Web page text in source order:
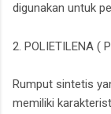
digunakan untuk
2. POLIETILENA (
Rumput sintetis
memiliki